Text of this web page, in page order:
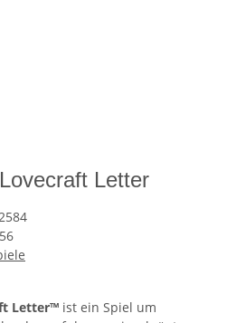
Letter
Letter™ ist ein Spiel um